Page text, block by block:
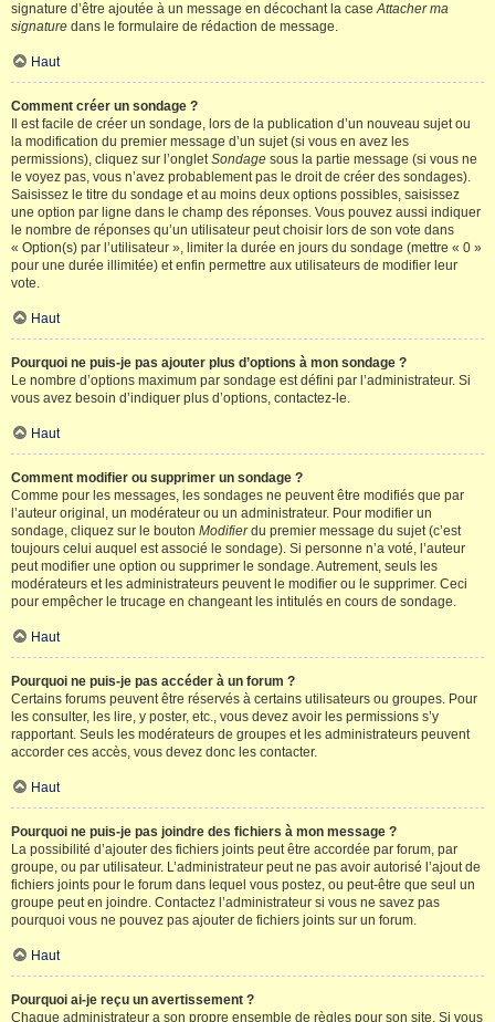
signature d’être ajoutée à un message en décochant la caseAttacher ma
signature dans le formulaire de rédaction de message.
Haut
Comment créer un sondage ?
Il est facile de créer un sondage, lors de la publication d’un nouveau sujet ou
la modification du premier message d’un sujet (si vous en avez les
permissions), cliquez sur l’ongletSondage sous la partie message (si vous ne
le voyez pas, vous n’avez probablement pas le droit de créer des sondages).
Saisissez le titre du sondage et au moins deux options possibles, saisissez
une option par ligne dans le champ des réponses. Vous pouvez aussi indiquer
le nombre de réponses qu’un utilisateur peut choisir lors de son vote dans
« Option(s) par l’utilisateur », limiter la durée en jours du sondage (mettre « 0 »
pour une durée illimitée) et enfin permettre aux utilisateurs de modifier leur
vote.
Haut
Pourquoi ne puis-je pas ajouter plus d’options à mon sondage ?
Le nombre d’options maximum par sondage est défini par l’administrateur. Si
vous avez besoin d’indiquer plus d’options, contactez-le.
Haut
Comment modifier ou supprimer un sondage ?
Comme pour les messages, les sondages ne peuvent être modifiés que par
l’auteur original, un modérateur ou un administrateur. Pour modifier un
sondage, cliquez sur le bouton Modifierdu premier message du sujet (c’est
toujours celui auquel est associé le sondage). Si personne n’a voté, l’auteur
peut modifier une option ou supprimer le sondage. Autrement, seuls les
modérateurs et les administrateurs peuvent le modifier ou le supprimer. Ceci
pour empêcher le trucage en changeant les intitulés en cours de sondage.
Haut
Pourquoi ne puis-je pas accéder à un forum ?
Certains forums peuvent être réservés à certains utilisateurs ou groupes. Pour
les consulter, les lire, y poster, etc., vous devez avoir les permissions s’y
rapportant. Seuls les modérateurs de groupes et les administrateurs peuvent
accorder ces accès, vous devez donc les contacter.
Haut
Pourquoi ne puis-je pas joindre des fichiers à mon message ?
La possibilité d’ajouter des fichiers joints peut être accordée par forum, par
groupe, ou par utilisateur. L’administrateur peut ne pas avoir autorisé l’ajout de
fichiers joints pour le forum dans lequel vous postez, ou peut-être que seul un
groupe peut en joindre. Contactez l’administrateur si vous ne savez pas
pourquoi vous ne pouvez pas ajouter de fichiers joints sur un forum.
Haut
Pourquoi ai-je reçu un avertissement ?
Chaque administrateur a son propre ensemble de règles pour son site. Si vous